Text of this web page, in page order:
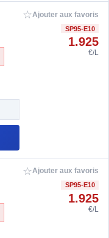
☆Ajouter aux favoris
SP95-E10
1.925
€/L
☆Ajouter aux favoris
SP95-E10
1.925
€/L